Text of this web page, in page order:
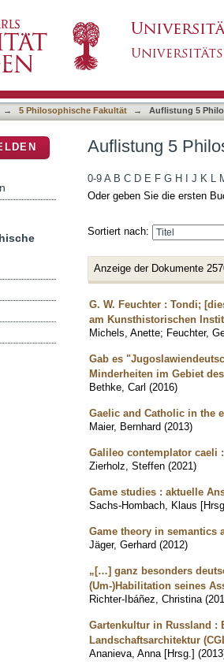
→ 5 Philosophische Fakultät → Auflistung 5
Auflistung 5
0-9 A B C D E F G H J K L
Oder geben Sie die ersten
Sortiert nach:
Anzeige der Dokumente
G. W. Feuchter : Tondi;
am Kunsthistorischen
Michels, Anette; Feuchter,
Gab es
Minderheiten im Gebiet
Bethke, Carl (2016)
Gaelic and Catholic in the
Maier, Bernhard (2013)
Galileo contemplator caeli
Zierholz, Steffen (2021)
Game studies : aktuelle
Sachs-Hombach, Klaus
Game theory in semantics
Jäger, Gerhard (2012)
„[…] ganz besonders
(Um-)Habilitation seines
Richter-Ibáñez, Christina (
Gartenkultur in Russland :
Landschaftsarchitektur
Ananieva, Anna [Hrsg.] (2013